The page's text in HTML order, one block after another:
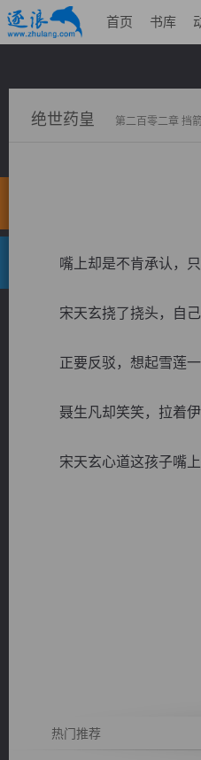
首页 书库
绝世药皇 第二百零二章 挡
嘴上却是不肯承认，只
宋天玄挠了挠头，自己
正要反驳，想起雪莲一
聂生凡却笑笑，拉着伊
宋天玄心道这孩子嘴上
热门推荐